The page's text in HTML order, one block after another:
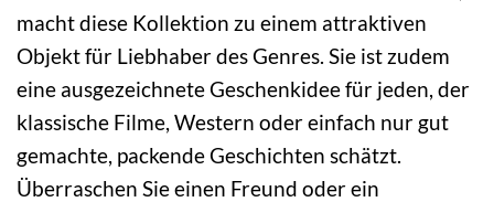
macht diese Kollektion zu einem attraktiven
Objekt für Liebhaber des Genres. Sie ist zudem
eine ausgezeichnete Geschenkidee für jeden, der
klassische Filme, Western oder einfach nur gut
gemachte, packende Geschichten schätzt.
Überraschen Sie einen Freund oder ein